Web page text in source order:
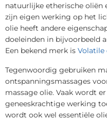
natuurlijke etherische oliën
zijn eigen werking op het
olie heeft andere
doeleinden in bijvoorbeeld
Een bekend merk is Volatile
Tegenwoordig gebruiken
ontspanningsmassages
massage olie. Vaak wordt
geneeskrachtige werking
wordt ook wel essentiële